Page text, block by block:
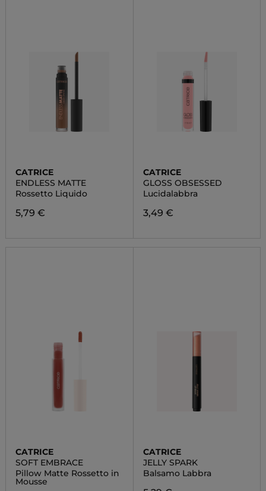
CATRICE
ENDLESS MATTE
Rossetto Liquido
5,79 €
CATRICE
GLOSS OBSESSED
Lucidalabbra
3,49 €
CATRICE
SOFT EMBRACE
Pillow Matte Rossetto in
Mousse
CATRICE
JELLY SPARK
Balsamo Labbra